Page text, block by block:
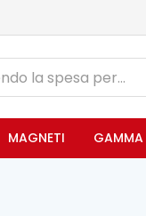
MAGNETI